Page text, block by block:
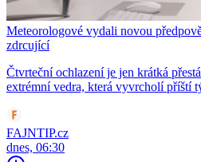
Meteorologové vydali novou
zdrcující
Čtvrteční ochlazení je jen krátká
extrémní vedra, která vyvrcholí příští
FAJNTIP.cz
dnes, 06:30